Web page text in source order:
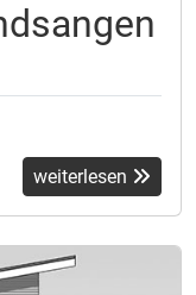
weiterlesen